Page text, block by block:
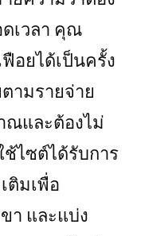
เวลา คุณ
อยได้เป็นครั้ง
ามรายจ่าย
ณและต้องไม่
ช้ไซต์ได้รับการ
ติมเพื่อ
า และแบ่ง